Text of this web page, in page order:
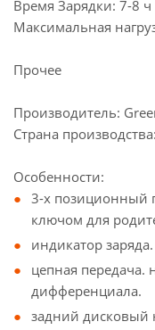
Время Зарядки: 7-8 ч
Максимальная
Прочее
Производитель:
Страна
Особенности:
3-х позиционный
ключом для
индикатор заряда.
цепная передача.
дифференциала.
задний дисковый